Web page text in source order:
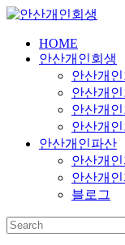
Skip
content
간
365
HOME
안산개인회생
안산개
안산개
안산개
안산개
안산개인파산
안산개
안산개
블로그